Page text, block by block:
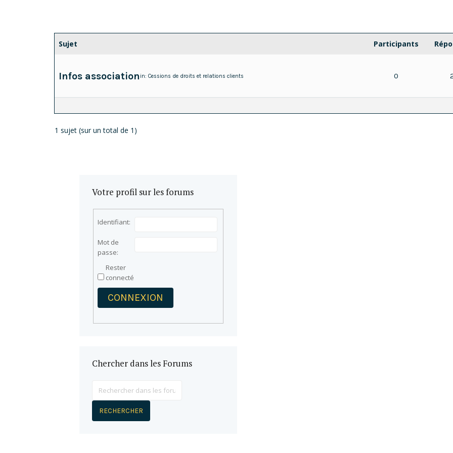
Sujet Participants
Infos association in: Cessions de droits et relations clients 0
1 sujet (sur un total de 1)
Votre profil sur les forums
Identifiant:
Mot de
passe:
Rester
connecté
CONNEXION
Chercher dans les Forums